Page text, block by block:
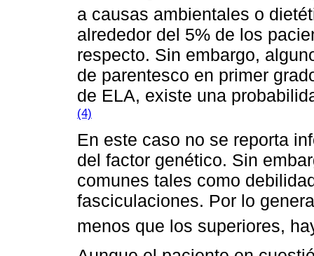
a causas ambientales o
alrededor del 5% de los
respecto. Sin embargo,
de parentesco en primer
de ELA, existe una
(4)
En este caso no se reporta
del factor genético. Sin
comunes tales como
fasciculaciones. Por lo
menos que los superiores,